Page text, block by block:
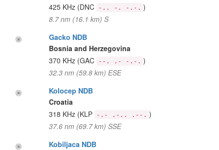
425 KHz (DNC -.. -. -.-. )
8.7 nm (16.1 km) S
Gacko NDB
Bosnia and Herzegovina
370 KHz (GAC --. .- -.-. )
32.3 nm (59.8 km) ESE
Kolocep NDB
Croatia
318 KHz (KLP -.- .-.. .--. )
37.6 nm (69.7 km) SSE
Kobiljaca NDB